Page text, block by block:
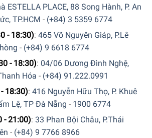
kéo là nơi bảo quản thịt cá, rau củ,
ESTELLA PLACE, 88 Song Hành, P. An
TP.HCM - (+84) 3 5359 6774
- 18:30): 465 Võ Nguyên Giáp, P.Lê
- (+84) 9 6618 6774
- 18:30): 04/06 Dương Đình Nghệ,
Hóa - (+84) 91.222.0991
18:30): 416 Nguyễn Hữu Thọ, P. Khuê
Lệ, TP Đà Nẵng - 1900 6774
- 21:00): 33 Phan Bội Châu, P.Thái
- (+84) 9 7766 8966